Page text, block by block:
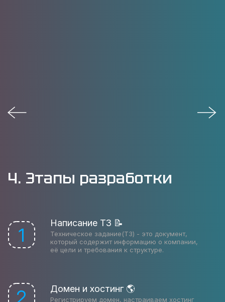
4. Этапы разработки
1
Написание ТЗ 📝
Техническое задание(ТЗ) - это документ,
который содержит информацию о компании,
её цели и требования к структуре.
2 Домен и хостинг 🌎
Регистрируем домен, настраиваем хостинг